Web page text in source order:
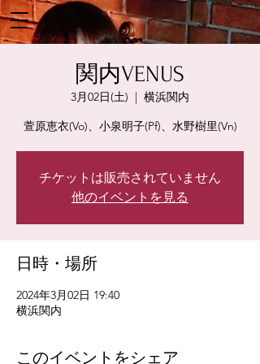
関内VENUS
3月02日(土)
  |
横浜関内
萱原恵衣(Vo)、小泉明子(Pf)、水野樹里(Vn)
チケットは販売されていません
他のイベントを見る
日時・場所
2024年3月02日 19:40
横浜関内
このイベントをシェア